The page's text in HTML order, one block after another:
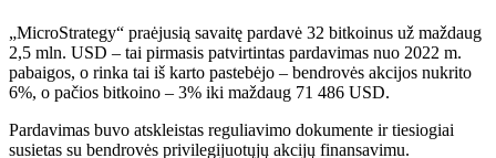
„MicroStrategy“ praėjusią savaitę pardavė 32 bitkoinus už maždaug
2,5 mln. USD – tai pirmasis patvirtintas pardavimas nuo 2022 m.
pabaigos, o rinka tai iš karto pastebėjo – bendrovės akcijos nukrito
6%, o pačios bitkoino – 3% iki maždaug 71 486 USD.
Pardavimas buvo atskleistas reguliavimo dokumente ir tiesiogiai
susietas su bendrovės privilegijuotųjų akcijų finansavimu.